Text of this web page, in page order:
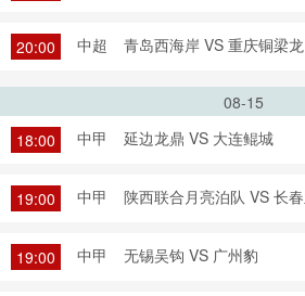
20:00 中超 青岛西海岸 VS 重庆铜梁龙
08-15
18:00
中甲 延边龙鼎 VS 大连鲲城
19:00 中甲 陕西联合月亮泊队 VS 长
19:00 中甲 无锡吴钩 VS 广州豹